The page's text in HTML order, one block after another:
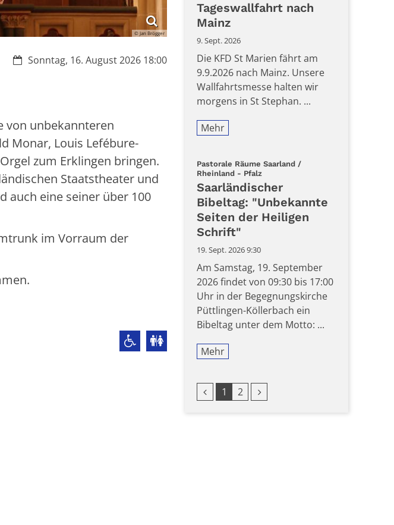
© Jan Brögger
Datum:Sonntag, 16. August 2026 18:00
von unbekannteren
Monar, Louis Lefébure-
zum Erklingen bringen.
Staatstheater und
auch eine seiner über 100
im Vorraum der
Tageswallfahrt nach
Mainz
9. Sept. 2026
Die KFD St Marien fährt am
9.9.2026 nach Mainz. Unsere
Wallfahrtsmesse halten wir
morgens in St Stephan. ...
Mehr
Pastorale Räume Saarland /
Rheinland - Pfalz
Saarländischer
Bibeltag: "Unbekannte
Seiten der Heiligen
Schrift"
19. Sept. 2026 9:30
Am Samstag, 19. September
2026 findet von 09:30 bis 17:00
Uhr in der Begegnungskirche
Püttlingen-Köllerbach ein
Bibeltag unter dem Motto: ...
Mehr
Vorherige Seite
1 2 Nächste Seite